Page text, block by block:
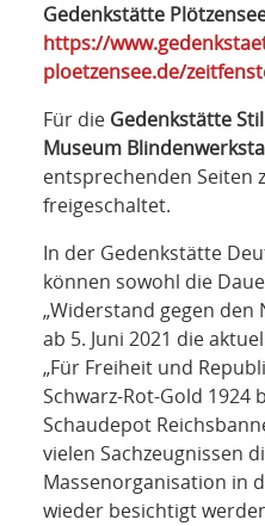
Gedenkstätte
https://
ploetzensee.de/
Für die Gedenkstätte
Museum
entsprechenden Seiten
freigeschaltet.
In der Gedenkstätte
können sowohl die
„Widerstand gegen den
ab 5. Juni 2021 die
„Für Freiheit und
Schwarz-Rot-Gold 1924
Schaudepot
vielen Sachzeugnissen
Massenorganisation in
wieder besichtigt